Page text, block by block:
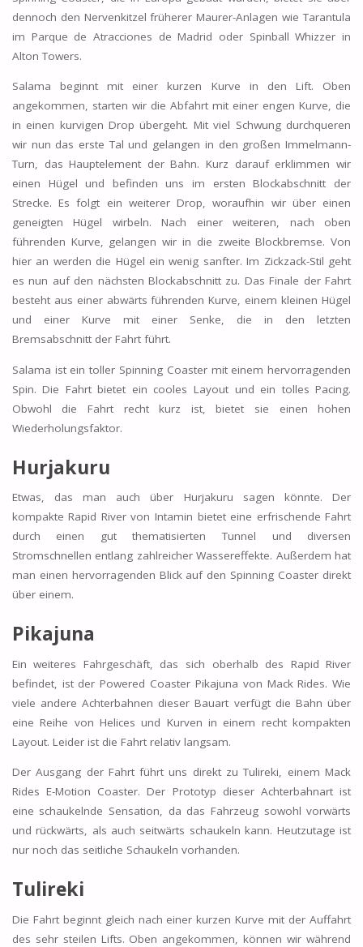
dennoch den Nervenkitzel früherer Maurer-Anlagen wie Tarantula
im Parque de Atracciones de Madrid oder Spinball Whizzer in
Alton Towers.
Salama beginnt mit einer kurzen Kurve in den Lift. Oben
angekommen, starten wir die Abfahrt mit einer engen Kurve, die
in einen kurvigen Drop übergeht. Mit viel Schwung durchqueren
wir nun das erste Tal und gelangen in den großen Immelmann-
Turn, das Hauptelement der Bahn. Kurz darauf erklimmen wir
einen Hügel und befinden uns im ersten Blockabschnitt der
Strecke. Es folgt ein weiterer Drop, woraufhin wir über einen
geneigten Hügel wirbeln. Nach einer weiteren, nach oben
führenden Kurve, gelangen wir in die zweite Blockbremse. Von
hier an werden die Hügel ein wenig sanfter. Im Zickzack-Stil geht
es nun auf den nächsten Blockabschnitt zu. Das Finale der Fahrt
besteht aus einer abwärts führenden Kurve, einem kleinen Hügel
und einer Kurve mit einer Senke, die in den letzten
Bremsabschnitt der Fahrt führt.
Salama ist ein toller Spinning Coaster mit einem hervorragenden
Spin. Die Fahrt bietet ein cooles Layout und ein tolles Pacing.
Obwohl die Fahrt recht kurz ist, bietet sie einen hohen
Wiederholungsfaktor.
Hurjakuru
Etwas, das man auch über Hurjakuru sagen könnte. Der
kompakte Rapid River von Intamin bietet eine erfrischende Fahrt
durch einen gut thematisierten Tunnel und diversen
Stromschnellen entlang zahlreicher Wassereffekte. Außerdem hat
man einen hervorragenden Blick auf den Spinning Coaster direkt
über einem.
Pikajuna
Ein weiteres Fahrgeschäft, das sich oberhalb des Rapid River
befindet, ist der Powered Coaster Pikajuna von Mack Rides. Wie
viele andere Achterbahnen dieser Bauart verfügt die Bahn über
eine Reihe von Helices und Kurven in einem recht kompakten
Layout. Leider ist die Fahrt relativ langsam.
Der Ausgang der Fahrt führt uns direkt zu Tulireki, einem Mack
Rides E-Motion Coaster. Der Prototyp dieser Achterbahnart ist
eine schaukelnde Sensation, da das Fahrzeug sowohl vorwärts
und rückwärts, als auch seitwärts schaukeln kann. Heutzutage ist
nur noch das seitliche Schaukeln vorhanden.
Tulireki
Die Fahrt beginnt gleich nach einer kurzen Kurve mit der Auffahrt
des sehr steilen Lifts. Oben angekommen, können wir während